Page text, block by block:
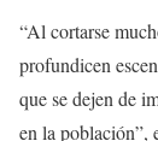
“Al cortarse
profundicen
que se dejen de
en la población”,